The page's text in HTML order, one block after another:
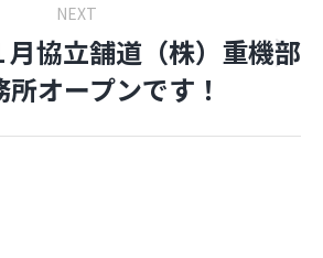
稿:
NEXT
Next
post:
月協立舗道（株）重機部
所オープンです！